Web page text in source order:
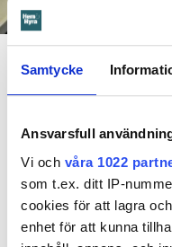
Samtycke
Ansvarsfull
Vi och våra 1022
som t.ex. ditt IP-
cookies för att lagra
enhet för att kunna
En inspektion visade att vatten
Hyresgästen har bott i
1995 men måste nu
i hyresnämnden och i
Skada upptäcktes